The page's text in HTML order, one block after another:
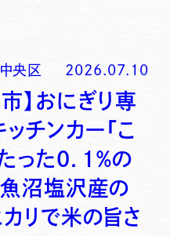
央区 2026.07.10
市】おにぎり専
チンカー「こ
った0．1％の
魚沼塩沢産の
リで米の旨さ